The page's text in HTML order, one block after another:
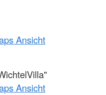
Ansicht
Ansicht